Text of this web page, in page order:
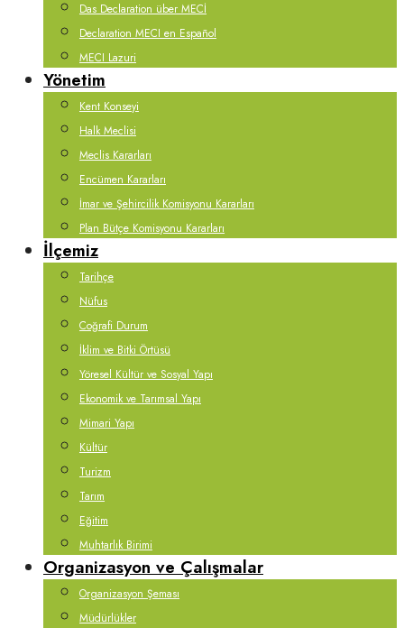
Das Declaration über MECİ
Declaration MECI en Español
MECI Lazuri
Yönetim
Kent Konseyi
Halk Meclisi
Meclis Kararları
Encümen Kararları
İmar ve Şehircilik Komisyonu Kararları
Plan Bütçe Komisyonu Kararları
İlçemiz
Tarihçe
Nüfus
Coğrafi Durum
İklim ve Bitki Örtüsü
Yöresel Kültür ve Sosyal Yapı
Ekonomik ve Tarımsal Yapı
Mimari Yapı
Kültür
Turizm
Tarım
Eğitim
Muhtarlık Birimi
Organizasyon ve Çalışmalar
Organizasyon Şeması
Müdürlükler